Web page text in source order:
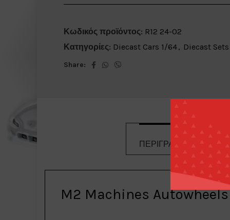
Κωδικός προϊόντος: R12 24-02
Κατηγορίες: Diecast Cars 1/64, Diecast
Share:
ΠΕΡΙΓΡΑΦΉ
M2 Machines